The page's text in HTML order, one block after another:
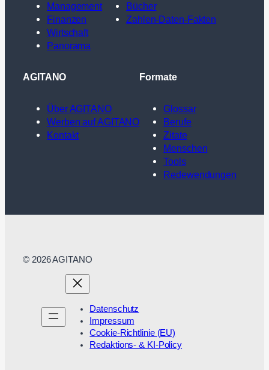
Management
Finanzen
Wirtschaft
Panorama
Bücher
Zahlen-Daten-Fakten
AGITANO
Über AGITANO
Werben auf AGITANO
Kontakt
Formate
Glossar
Berufe
Zitate
Menschen
Tools
Redewendungen
© 2026 AGITANO
Datenschutz
Impressum
Cookie-Richtlinie (EU)
Redaktions- & KI-Policy